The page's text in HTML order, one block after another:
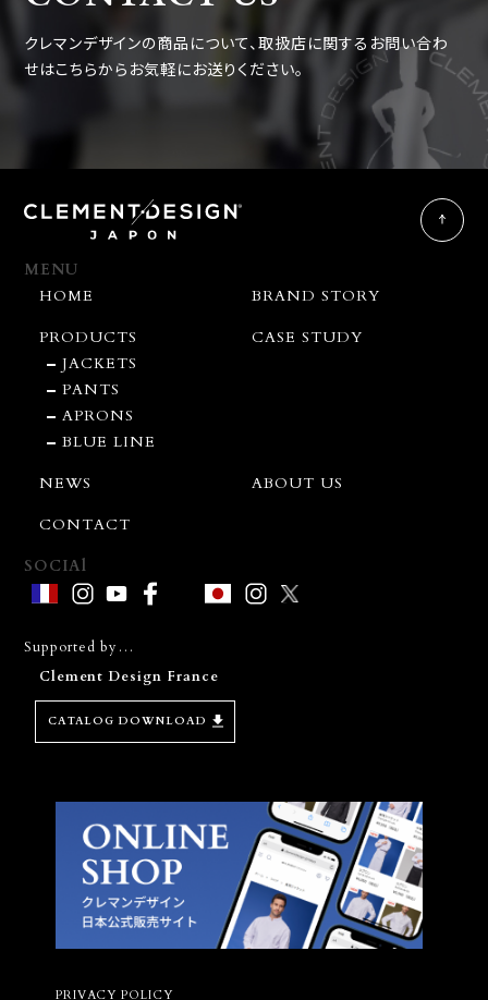
クレマンデザインの商品について、取扱店に関するお問い合わ
せはこちらからお気軽にお送りください。
MENU
HOME
BRAND STORY
PRODUCTS
JACKETS
PANTS
APRONS
BLUE LINE
CASE STUDY
NEWS
ABOUT US
CONTACT
SOCIAl
Supported by…
Clement Design France
CATALOG DOWNLOAD
PRIVACY POLICY